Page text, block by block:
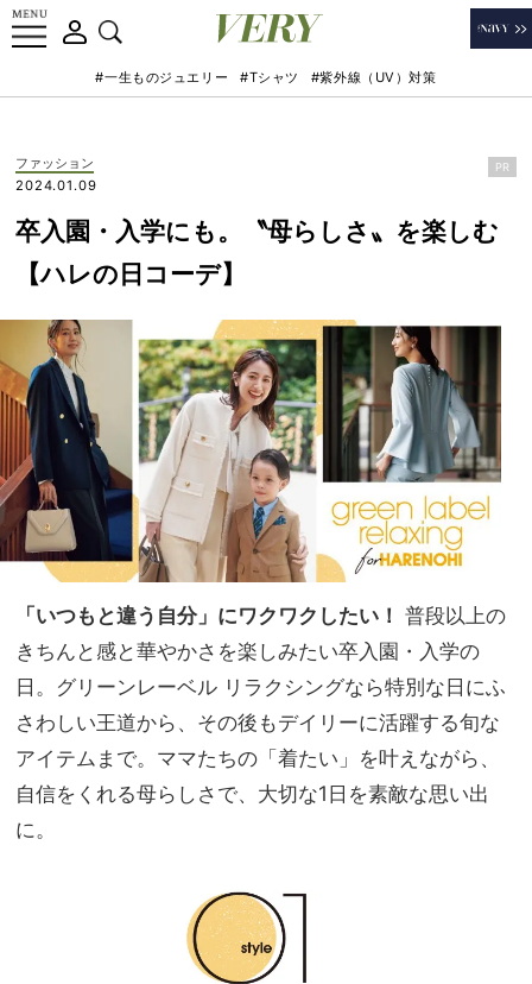
#一生ものジュエリー #Tシャツ #紫外線（UV）対策
ファッション
2024.01.09
PR
卒入園・入学にも。〝母らしさ〟を楽しむ
【ハレの日コーデ】
「いつもと違う自分」にワクワクしたい！ 普段以上の
きちんと感と華やかさを楽しみたい卒入園・入学の
日。グリーンレーベル リラクシングなら特別な日にふ
さわしい王道から、その後もデイリーに活躍する旬な
アイテムまで。ママたちの「着たい」を叶えながら、
自信をくれる母らしさで、大切な1日を素敵な思い出
に。